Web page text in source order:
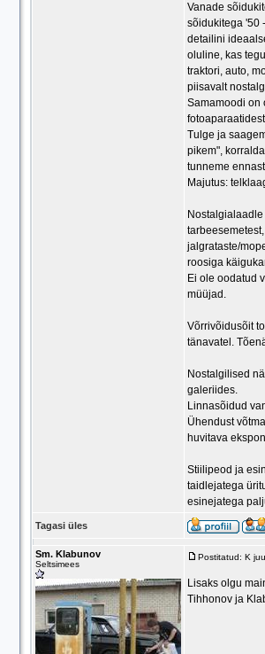
Vanade
sõidukitega '50
detailini
oluline, kas
traktori, auto,
piisavalt
Samamoodi on
Tulge ja
pikem",
tunneme
Majutus:
jalgrataste/
roosiga
Ei ole oodatud
müüjad.
Võrrivõidusõit
tänavatel.
Nostalgilised
galeriides.
Linnasõidud
Ühendust
huvitava
Stiilipeod ja
taidlejatega
esinejatega
Tagasi üles
Sm. Klabunov
Seltsimees
Postitatud: K
Lisaks olgu
Tihhonov ja